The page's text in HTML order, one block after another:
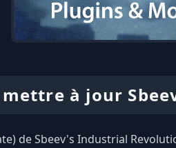
à jour
de Sbeev's Industrial